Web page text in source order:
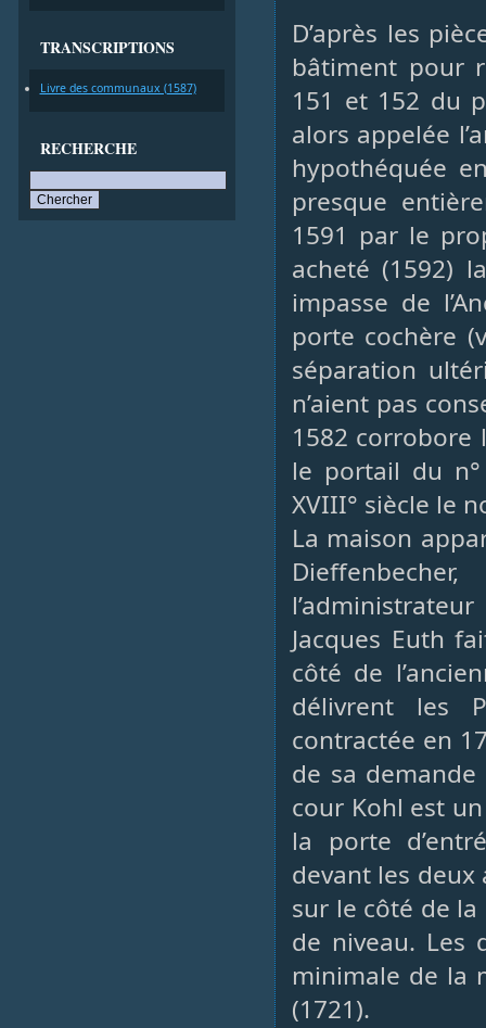
TRANSCRIPTIONS
Livre des communaux (1587)
RECHERCHE
D’après les
bâtiment pour
151 et 152 du
alors appelée
hypothéquée
presque
1591 par le
acheté (1592)
impasse de
porte cochère
séparation
n’aient pas
1582 corrobore
le portail du
XVIII° siècle le
La maison
Jacques Euth
côté de
délivrent les
contractée en
de sa
cour Kohl est
la porte
devant les deux
sur le côté de
de niveau. Les
minimale de la
(1721).